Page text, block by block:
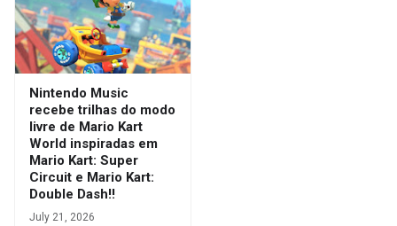
Nintendo Music
recebe trilhas do modo
livre de Mario Kart
World inspiradas em
Mario Kart: Super
Circuit e Mario Kart:
Double Dash!!
July 21, 2026